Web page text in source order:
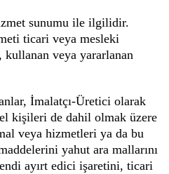
sunumu ile ilgilidir.
ticari veya mesleki
kullanan veya yararlanan
İmalatçı-Üretici olarak
kişileri de dahil olmak üzere
veya hizmetleri ya da bu
yahut ara mallarını
ayırt edici işaretini, ticari